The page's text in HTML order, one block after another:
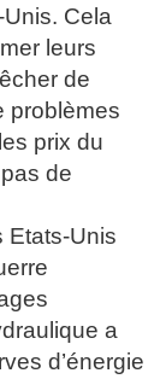
Cela
leurs
de
problèmes
prix du
de
Etats-Unis
a
d’énergie